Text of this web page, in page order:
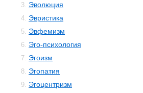
3. Эволюция
4. Эвристика
5. Эвфемизм
6. Эго-психология
7. Эгоизм
8. Эгопатия
9. Эгоцентризм